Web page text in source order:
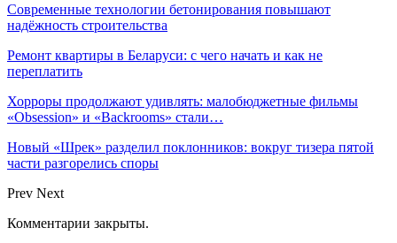
Современные технологии бетонирования повышают
надёжность строительства
Ремонт квартиры в Беларуси: с чего начать и как не
переплатить
Хорроры продолжают удивлять: малобюджетные фильмы
«Obsession» и «Backrooms» стали…
Новый «Шрек» разделил поклонников: вокруг тизера пятой
части разгорелись споры
Prev Next
Комментарии закрыты.